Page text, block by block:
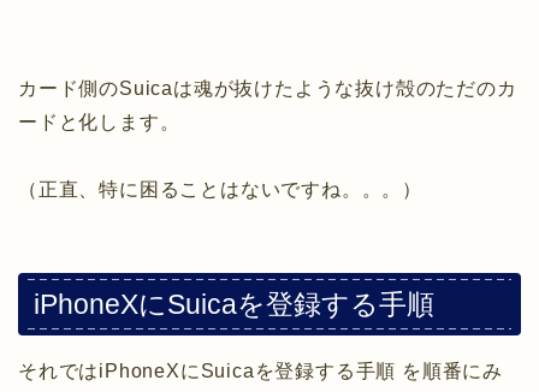
カード側のSuicaは魂が抜けたような抜け殻のただのカ
ードと化します。
（正直、特に困ることはないですね。。。）
iPhoneXにSuicaを登録する手順
それではiPhoneXにSuicaを登録する手順 を順番にみ